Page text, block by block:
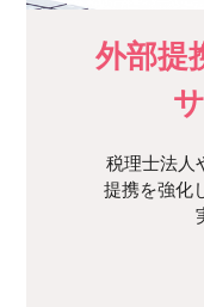
外部提
税理士法人
提携を強化